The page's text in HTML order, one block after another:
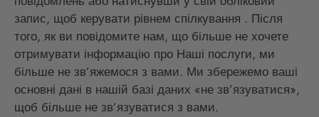
запис, щоб керувати рівнем спілкування . Після
того, як ви повідомите нам, що більше не хочете
отримувати інформацію про Наші послуги, ми
більше не зв’яжемося з вами. Ми збережемо ваші
основні дані в нашій базі даних «не зв’язуватися»,
щоб більше не зв’язуватися з вами.